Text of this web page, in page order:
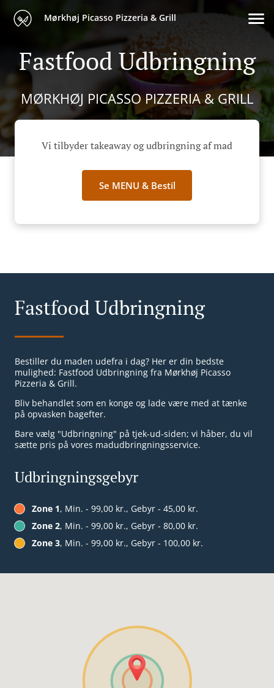
Mørkhøj Picasso Pizzeria & Grill
Fastfood Udbringning
MØRKHØJ PICASSO PIZZERIA & GRILL
Vi tilbyder takeaway og udbringning af mad
Se MENU & Bestil
Fastfood Udbringning
Bestiller du maden udefra i dag? Her er din bedste
mulighed: Fastfood Udbringning fra Mørkhøj Picasso
Pizzeria & Grill.
Bliv behandlet som en konge og lade være med at tænke
på opvasken bagefter.
Bare vælg "Udbringning" på tjek-ud-siden; vi håber, du vil
sætte pris på vores madudbringningsservice.
Udbringningsgebyr
Zone 1, Min. - 99,00 kr., Gebyr - 45,00 kr.
Zone 2, Min. - 99,00 kr., Gebyr - 80,00 kr.
Zone 3, Min. - 99,00 kr., Gebyr - 100,00 kr.